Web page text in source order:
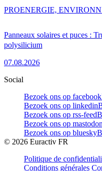
Panneaux solaires et puces :
polysilicium
07.08.2026
PROENERGIE,
Social
Bezoek ons op facebook
Bezoek ons op linkedin
Bezoek ons op rss-feed
Bezoek ons op mastodon
Bezoek ons op bluesky
© 2026 Euractiv FR
Politique de
Conditions générales